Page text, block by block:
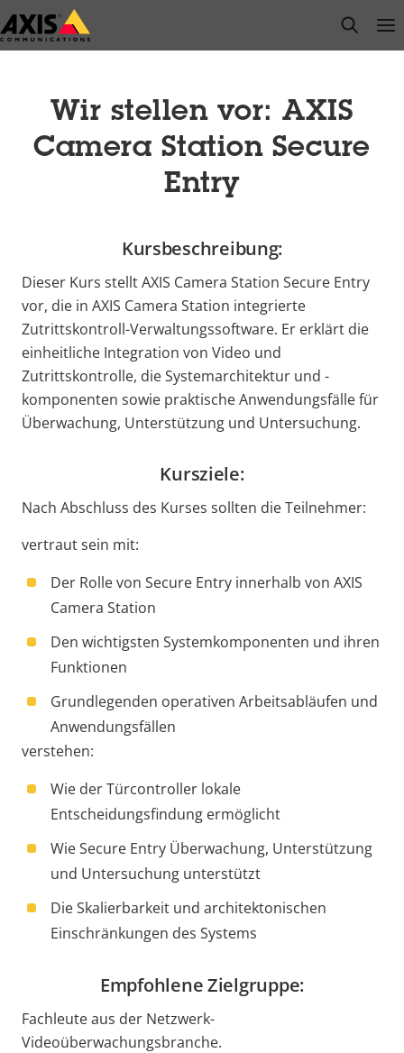
Zum
Hauptinhalt
open
Wir stellen vor: AXIS
Camera Station Secure
Entry
Kursbeschreibung:
Dieser Kurs stellt AXIS Camera Station Secure Entry
vor, die in AXIS Camera Station integrierte
Zutrittskontroll-Verwaltungssoftware. Er erklärt die
einheitliche Integration von Video und
Zutrittskontrolle, die Systemarchitektur und -
komponenten sowie praktische Anwendungsfälle für
Überwachung, Unterstützung und Untersuchung.
Kursziele:
Nach Abschluss des Kurses sollten die Teilnehmer:
vertraut sein mit:
Der Rolle von Secure Entry innerhalb von AXIS
Camera Station
Den wichtigsten Systemkomponenten und ihren
Funktionen
Grundlegenden operativen Arbeitsabläufen und
Anwendungsfällen
verstehen:
Wie der Türcontroller lokale
Entscheidungsfindung ermöglicht
Wie Secure Entry Überwachung, Unterstützung
und Untersuchung unterstützt
Die Skalierbarkeit und architektonischen
Einschränkungen des Systems
Empfohlene Zielgruppe:
Fachleute aus der Netzwerk-
Videoüberwachungsbranche.